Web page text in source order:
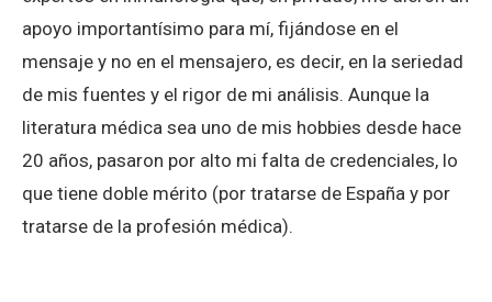
apoyo importantísimo para mí, fijándose en el
mensaje y no en el mensajero, es decir, en la seriedad
de mis fuentes y el rigor de mi análisis. Aunque la
literatura médica sea uno de mis hobbies desde hace
20 años, pasaron por alto mi falta de credenciales, lo
que tiene doble mérito (por tratarse de España y por
tratarse de la profesión médica).